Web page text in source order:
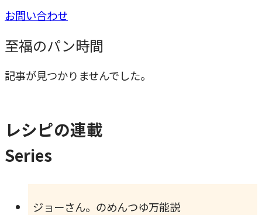
お問い合わせ
至福のパン時間
記事が見つかりませんでした。
レシピの連載
Series
ジョーさん。のめんつゆ万能説